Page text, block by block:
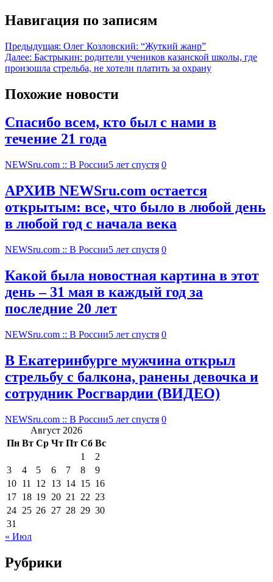
Навигация по записям
Предыдущая: Олег Козловский: “Жуткий жанр”
Далее: Бастрыкин: родители учеников казанской школы, где
произошла стрельба, не хотели платить за охрану
Похожие новости
Спасибо всем, кто был с нами в
течение 21 года
NEWSru.com :: В России5 лет спустя 0
АРХИВ NEWSru.com остается
открытым: все, что было в любой день
в любой год с начала века
NEWSru.com :: В России5 лет спустя 0
Какой была новостная картина в этот
день – 31 мая в каждый год за
последние 20 лет
NEWSru.com :: В России5 лет спустя 0
В Екатеринбурге мужчина открыл
стрельбу с балкона, ранены девочка и
сотрудник Росгвардии (ВИДЕО)
NEWSru.com :: В России5 лет спустя 0
Август 2026
Пн Вт Ср Чт Пт Сб Вс
1
2
3
4 5 6 7 8
9
10 11 12 13 14 15 16
17 18 19 20 21 22 23
24 25 26 27 28 29 30
31
« Июл
Рубрики